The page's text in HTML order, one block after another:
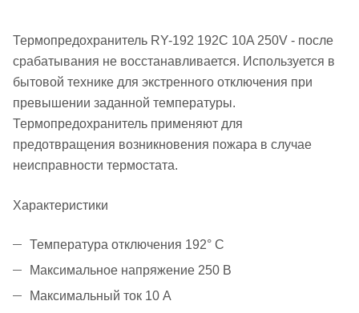
Термопредохранитель RY-192 192C 10A 250V - после
срабатывания не восстанавливается. Используется в
бытовой технике для экстренного отключения при
превышении заданной температуры.
Термопредохранитель применяют для
предотвращения возникновения пожара в случае
неисправности термостата.
Характеристики
Температура отключения 192° С
Максимальное напряжение 250 В
Максимальный ток 10 А